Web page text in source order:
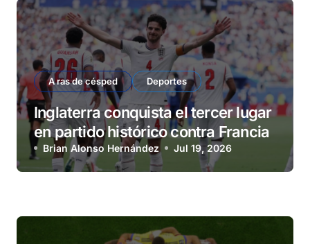
A ras de césped Deportes
Inglaterra conquista el tercer lugar
en partido histórico contra Francia
Brian Alonso Hernández Jul 19, 2026